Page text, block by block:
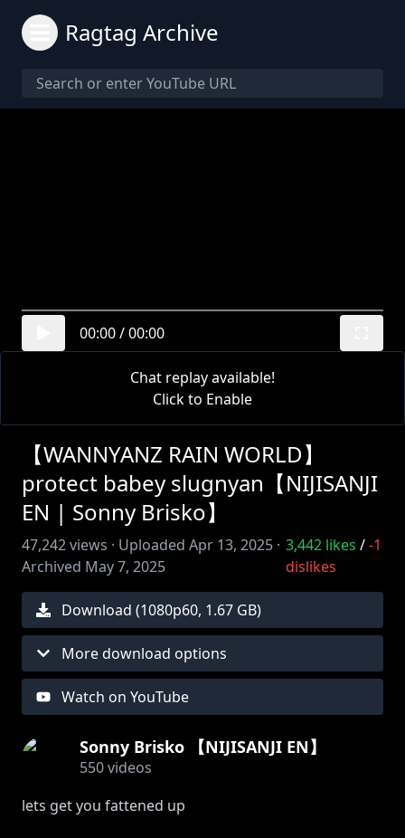
Ragtag Archive
00:00/00:00
Chat replay available!
Click to Enable
【WANNYANZ RAIN WORLD】
protect babey slugnyan【NIJISANJI
EN | Sonny Brisko】
47,242views · Uploaded Apr 13, 2025 ·
Archived May 7, 2025
3,442 likes /-1
dislikes
Download (1080p60, 1.67 GB)
More download options
Watch on YouTube
Sonny Brisko 【NIJISANJI EN】
550videos
lets get you fattened up